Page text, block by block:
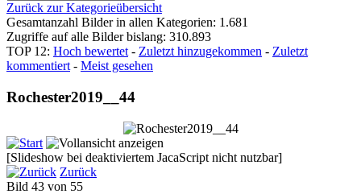
Zurück zur Kategorieübersicht
Gesamtanzahl Bilder in allen Kategorien: 1.681
Zugriffe auf alle Bilder bislang: 310.893
TOP 12: Hoch bewertet- Zuletzt hinzugekommen - Zuletzt
kommentiert- Meist gesehen
Rochester2019__44
[Slideshow bei deaktiviertem JacaScript nicht nutzbar]
Zurück
Bild 43 von 55